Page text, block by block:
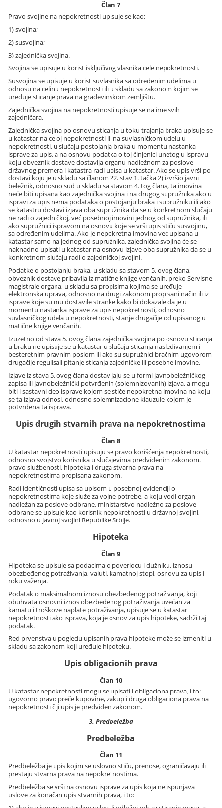
Član 7
Pravo svojine na nepokretnosti upisuje se kao:
1) svojina;
2) susvojina;
3) zajednička svojina.
Svojina se upisuje u korist isključivog vlasnika cele nepokretnosti.
Susvojina se upisuje u korist suvlasnika sa određenim udelima u
odnosu na celinu nepokretnosti ili u skladu sa zakonom kojim se
uređuje sticanje prava na građevinskom zemljištu.
Zajednička svojina na nepokretnosti upisuje se na ime svih
zajedničara.
Zajednička svojina po osnovu sticanja u toku trajanja braka upisuje se
u katastar na celoj nepokretnosti ili na suvlasničkom udelu u
nepokretnosti, u slučaju postojanja braka u momentu nastanka
isprave za upis, a na osnovu podatka o toj činjenici unetog u ispravu
koju obveznik dostave dostavlja organu nadležnom za poslove
državnog premera i katastra radi upisa u katastar. Ako se upis vrši po
dostavi koju je u skladu sa članom 22. stav 1. tačka 2) izvršio javni
beležnik, odnosno sud u skladu sa stavom 4. tog člana, ta imovina
neće biti upisana kao zajednička svojina i na drugog supružnika ako u
ispravi za upis nema podataka o postojanju braka i supružniku ili ako
se katastru dostavi izjava oba supružnika da se u konkretnom slučaju
ne radi o zajedničkoj, već posebnoj imovini jednog od supružnika, ili
ako supružnici ispravom na osnovu koje se vrši upis stiču susvojinu,
sa određenim udelima. Ako je nepokretna imovina već upisana u
katastar samo na jednog od supružnika, zajednička svojina će se
naknadno upisati u katastar na osnovu izjave oba supružnika da se u
konkretnom slučaju radi o zajedničkoj svojini.
Podatke o postojanju braka, u skladu sa stavom 5. ovog člana,
obveznik dostave pribavlja iz matične knjige venčanih, preko Servisne
magistrale organa, u skladu sa propisima kojima se uređuje
elektronska uprava, odnosno na drugi zakonom propisani način ili iz
isprave koje su mu dostavile stranke kako bi dokazale da je u
momentu nastanka isprave za upis nepokretnosti, odnosno
suvlasničkog udela u nepokretnosti, stanje drugačije od upisanog u
matične knjige venčanih.
Izuzetno od stava 5. ovog člana zajednička svojina po osnovu sticanja
u braku ne upisuje se u katastar u slučaju sticanja nasleđivanjem i
besteretnim pravnim poslom ili ako su supružnici bračnim ugovorom
drugačije regulisali pitanje sticanja zajedničke ili posebne imovine.
Izjave iz stava 5. ovog člana dostavljaju se u formi javnobeležničkog
zapisa ili javnobeležnički potvrđenih (solemnizovanih) izjava, a mogu
biti i sastavni deo isprave kojom se stiče nepokretna imovina na koju
se ta izjava odnosi, odnosno solemnizacione klauzule kojom je
potvrđena ta isprava.
Upis drugih stvarnih prava na nepokretnostima
Član 8
U katastar nepokretnosti upisuju se pravo korišćenja nepokretnosti,
odnosno svojstvo korisnika u slučajevima predviđenim zakonom,
pravo službenosti, hipoteka i druga stvarna prava na
nepokretnostima propisana zakonom.
Radi identičnosti upisa sa upisom u posebnoj evidenciji o
nepokretnostima koje služe za vojne potrebe, a koju vodi organ
nadležan za poslove odbrane, ministarstvo nadležno za poslove
odbrane se upisuje kao korisnik nepokretnosti u državnoj svojini,
odnosno u javnoj svojini Republike Srbije.
Hipoteka
Član 9
Hipoteka se upisuje sa podacima o poveriocu i dužniku, iznosu
obezbeđenog potraživanja, valuti, kamatnoj stopi, osnovu za upis i
roku važenja.
Podatak o maksimalnom iznosu obezbeđenog potraživanja, koji
obuhvata osnovni iznos obezbeđenog potraživanja uvećan za
kamatu i troškove naplate potraživanja, upisuje se u katastar
nepokretnosti ako isprava, koja je osnov za upis hipoteke, sadrži taj
podatak.
Red prvenstva u pogledu upisanih prava hipoteke može se izmeniti u
skladu sa zakonom koji uređuje hipoteku.
Upis obligacionih prava
Član 10
U katastar nepokretnosti mogu se upisati i obligaciona prava, i to:
ugovorno pravo preče kupovine, zakup i druga obligaciona prava na
nepokretnosti čiji upis je predviđen zakonom.
3. Predbeležba
Predbeležba
Član 11
Predbeležba je upis kojim se uslovno stiču, prenose, ograničavaju ili
prestaju stvarna prava na nepokretnostima.
Predbeležba se vrši na osnovu isprave za upis koja ne ispunjava
uslove za konačan upis stvarnih prava, i to: